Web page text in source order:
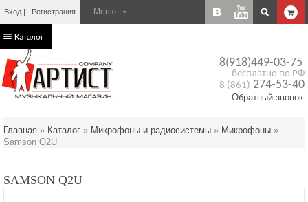
Вход Регистрация
8(918)449-03-75
бесплатно по РФ
8 (861) 274-53-40
Обратный звонок
Каталог
Главная » Каталог » Микрофоны и радиосистемы » Микрофоны »
Samson Q2U
SAMSON Q2U